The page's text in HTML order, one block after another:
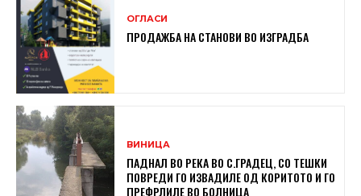
ОГЛАСИ
ПРОДАЖБА НА СТАНОВИ ВО ИЗГРАДБА
ВИНИЦА
ПАДНАЛ ВО РЕКА ВО С.ГРАДЕЦ, СО ТЕШКИ
ПОВРЕДИ ГО ИЗВАДИЛЕ ОД КОРИТОТО И ГО
ПРЕФРЛИЛЕ ВО БОЛНИЦА